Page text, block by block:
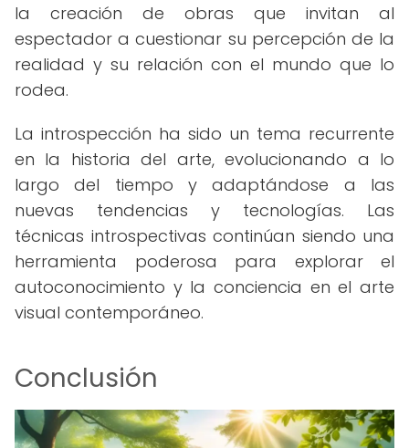
la creación de obras que invitan al
espectador a cuestionar su percepción de la
realidad y su relación con el mundo que lo
rodea.
La introspección ha sido un tema recurrente
en la historia del arte, evolucionando a lo
largo del tiempo y adaptándose a las
nuevas tendencias y tecnologías. Las
técnicas introspectivas continúan siendo una
herramienta poderosa para explorar el
autoconocimiento y la conciencia en el arte
visual contemporáneo.
Conclusión